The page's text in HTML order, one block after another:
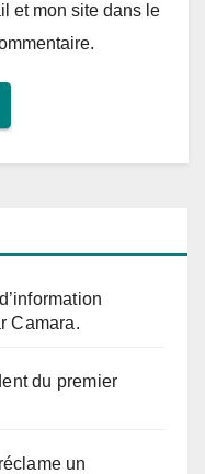
et mon site dans le
Camara.
du premier
un